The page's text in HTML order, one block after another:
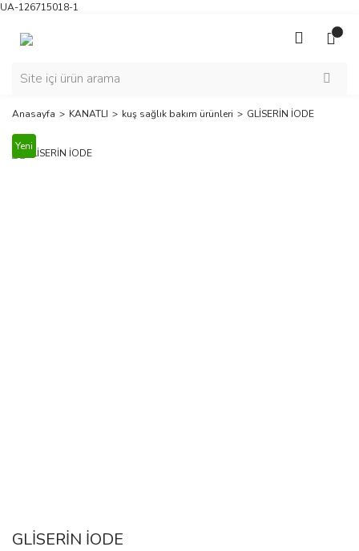
UA-126715018-1
Anasayfa KANATLI kuş sağlık bakım ürünleri GLİSERİN İODE
Yeni
GLİSERİN İODE